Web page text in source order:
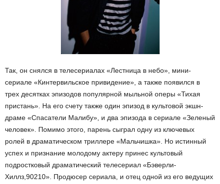
Так, он снялся в телесериалах «Лестница в небо», мини-
сериале «Кинтервильское привидение», а также появился в
трех десятках эпизодов популярной мыльной оперы «Тихая
пристань». На его счету также один эпизод в культовой экшн-
драме «Спасатели Малибу», и два эпизода в сериале «Зеленый
человек». Помимо этого, парень сыграл одну из ключевых
ролей в драматическом триллере «Мальчишка». Но истинный
успех и признание молодому актеру принес культовый
подростковый драматический телесериал «Бэверли-
Хиллз,90210». Продюсер сериала, и отец одной из его ведущих